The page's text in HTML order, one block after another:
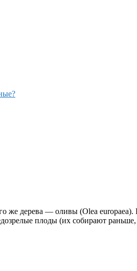
же дерева — оливы (Olea europaea).
плоды (их собирают